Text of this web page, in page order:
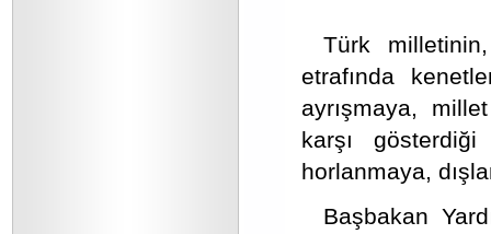
Türk
etrafında
ayrışmaya,
karşı
horlanmaya,
Başbakan